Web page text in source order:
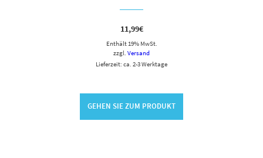
11,99€
Enthält 19% MwSt.
zzgl. Versand
Lieferzeit: ca. 2-3 Werktage
GEHEN SIE ZUM PRODUKT